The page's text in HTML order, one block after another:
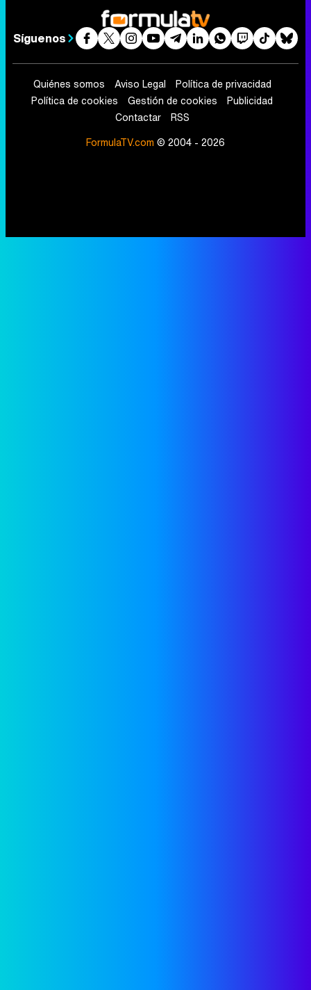
Síguenos
Quiénes somos Aviso Legal
Política de privacidad
Política de cookies
Gestión de cookies
Publicidad
Contactar
RSS
FormulaTV.com © 2004 - 2026